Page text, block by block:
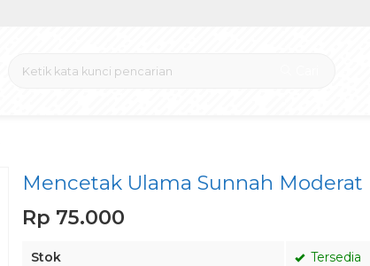
Mencetak Ulama Sunnah Moderat
Rp 75.000
Stok Tersedia